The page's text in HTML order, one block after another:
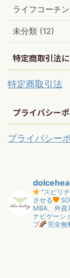
ライフコーチ
未分類 (12)
特定商取引法
特定商取引法
プライバシー
プライバシー
"スピリ
させる
MBA、外資
ナビゲーシ
プ
完全